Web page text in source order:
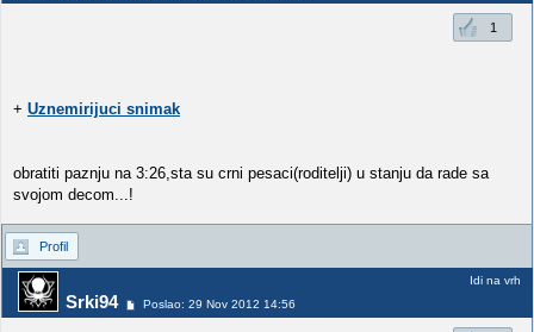
1
+ Uznemirijuci snimak
obratiti paznju na 3:26,sta su crni pesaci(roditelji) u stanju da rade sa
svojom decom...!
Profil
Srki94 Poslao: 29 Nov 2012 14:56
Idi na vrh